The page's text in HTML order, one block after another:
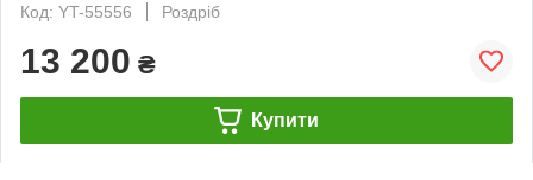
Код: YT-55556
Роздріб
13 200 ₴
Купити